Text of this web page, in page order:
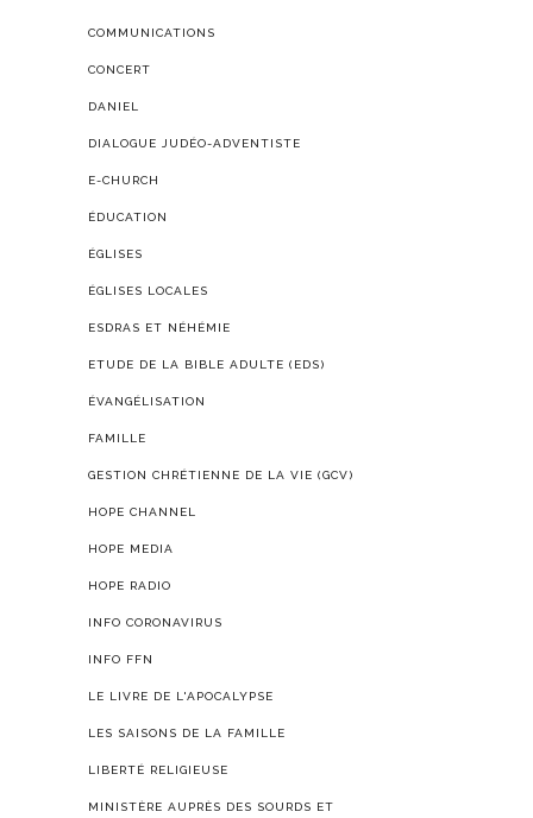
COMMUNICATIONS
CONCERT
DANIEL
DIALOGUE JUDÉO-ADVENTISTE
E-CHURCH
ÉDUCATION
ÉGLISES
ÉGLISES LOCALES
ESDRAS ET NÉHÉMIE
ETUDE DE LA BIBLE ADULTE (EDS)
ÉVANGÉLISATION
FAMILLE
GESTION CHRÉTIENNE DE LA VIE (GCV)
HOPE CHANNEL
HOPE MEDIA
HOPE RADIO
INFO CORONAVIRUS
INFO FFN
LE LIVRE DE L'APOCALYPSE
LES SAISONS DE LA FAMILLE
LIBERTÉ RELIGIEUSE
MINISTÈRE AUPRÈS DES SOURDS ET